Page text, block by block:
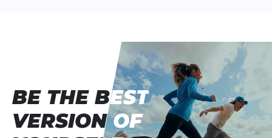
BE THE BEST
VERSION OF
BE THE BEST
VERSION OF